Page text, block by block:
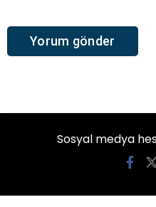
Sosyal medya